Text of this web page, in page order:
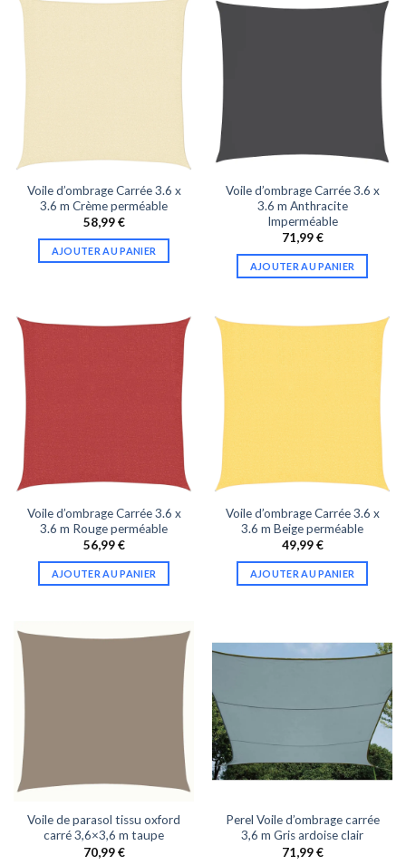
Voile d’ombrage Carrée 3.6 x
3.6 m Crème perméable
58,99€
AJOUTER AU PANIER
Voile d’ombrage Carrée 3.6 x
3.6 m Anthracite
Imperméable
71,99€
AJOUTER AU PANIER
Voile d’ombrage Carrée 3.6 x
3.6 m Rouge perméable
56,99€
AJOUTER AU PANIER
Voile d’ombrage Carrée 3.6 x
3.6 m Beige perméable
49,99€
AJOUTER AU PANIER
Voile de parasol tissu oxford
carré 3,6×3,6 m taupe
70,99€
Perel Voile d’ombrage carrée
3,6 m Gris ardoise clair
71,99€